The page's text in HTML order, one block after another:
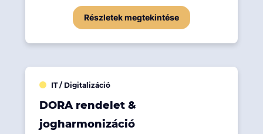
Részletek megtekintése
IT / Digitalizáció
DORA rendelet &
jogharmonizáció